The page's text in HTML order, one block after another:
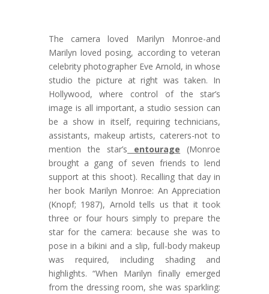
The camera loved Marilyn Monroe-and
Marilyn loved posing, according to veteran
celebrity photographer Eve Arnold, in whose
studio the picture at right was taken. In
Hollywood, where control of the star’s
image is all important, a studio session can
be a show in itself, requiring technicians,
assistants, makeup artists, caterers-not to
mention the star’s entourage (Monroe
brought a gang of seven friends to lend
support at this shoot). Recalling that day in
her book Marilyn Monroe: An Appreciation
(Knopf; 1987), Arnold tells us that it took
three or four hours simply to prepare the
star for the camera: because she was to
pose in a bikini and a slip, full-body makeup
was required, including shading and
highlights. “When Marilyn finally emerged
from the dressing room, she was sparkling: